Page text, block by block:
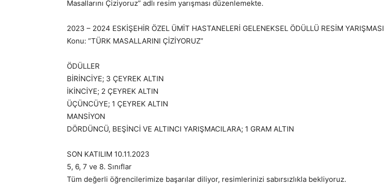
Masallarını Çiziyoruz” adlı resim yarışması düzenlemekte.
2023 – 2024 ESKİŞEHİR ÖZEL ÜMİT HASTANELERİ GELENEKSEL ÖDÜLLÜ RESİM YARIŞMASI
Konu: ”TÜRK MASALLARINI ÇİZİYORUZ”
ÖDÜLLER
BİRİNCİYE; 3 ÇEYREK ALTIN
İKİNCİYE; 2 ÇEYREK ALTIN
ÜÇÜNCÜYE; 1 ÇEYREK ALTIN
MANSİYON
DÖRDÜNCÜ, BEŞİNCİ VE ALTINCI YARIŞMACILARA; 1 GRAM ALTIN
SON KATILIM 10.11.2023
5, 6, 7 ve 8. Sınıflar
Tüm değerli öğrencilerimize başarılar diliyor, resimlerinizi sabırsızlıkla bekliyoruz.